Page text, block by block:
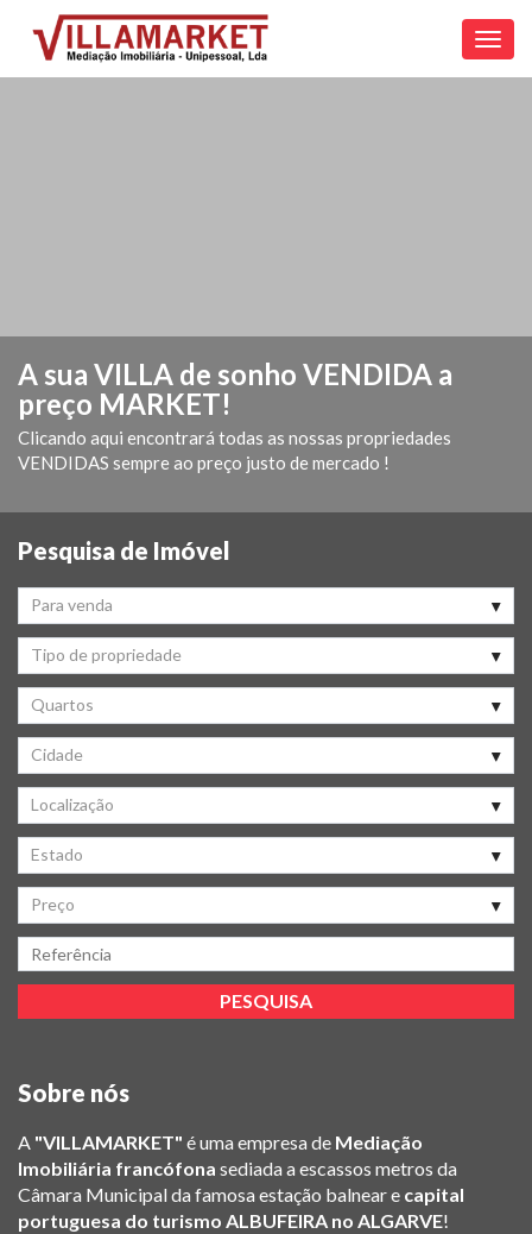
A sua VILLA de sonho VENDIDA a
preço MARKET!
Clicando aqui encontrará todas as nossas propriedades
VENDIDAS sempre ao preço justo de mercado !
Pesquisa de Imóvel
Para venda
Tipo de propriedade
Quartos
Cidade
Localização
Estado
Preço
Sobre nós
A "VILLAMARKET" é uma empresa de Mediação
Imobiliária francófona sediada a escassos metros da
Câmara Municipal da famosa estação balnear e capital
portuguesa do turismo ALBUFEIRA no ALGARVE!